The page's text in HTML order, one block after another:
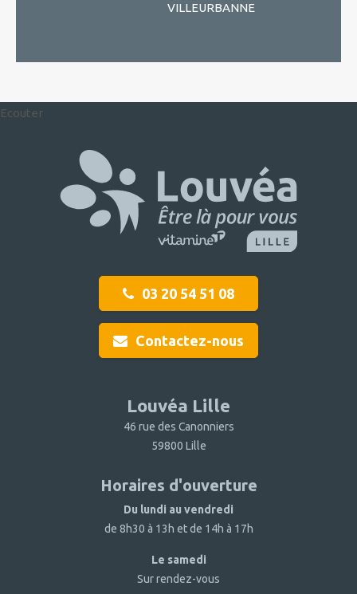
VILLEURBANNE
Ecouter
03 20 54 51 08
Contactez-nous
Louvéa Lille
46 rue des Canonniers
59800 Lille
Horaires d'ouverture
Du lundi au vendredi
de 8h30 à 13h et de 14h à 17h
Le samedi
Sur rendez-vous